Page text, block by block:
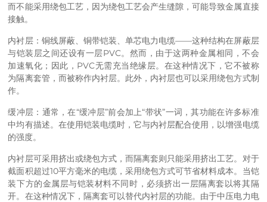
而不能采用绕包工艺，因为绕包工艺会产生缝隙，可能导致金属直接
接触。
内衬层：铜线屏蔽、铜带铠装、单芯电力电缆——这种结构在屏蔽层
与铠装层之间还设有一层PVC。然而，由于这两种金属相同，不会
加速氧化；因此，PVC无需充当绝缘层。在这种情况下，它不被称
为隔离套管，而被称作内衬层。此外，内衬层也可以采用绕包方式制
作。
缓冲层：通常，在“缓冲层”前会加上“带状”一词，其功能在许多标准
中均有描述。在使用铠装电缆时，它与内衬层配合使用，以增强电缆
的强度。
内衬层可采用挤出或绕包方式，而隔离套则只能采用挤出工艺。对于
截面积超过10平方毫米的电缆，采用绕包方式可节省材料成本。当铠
装下方的金属层与铠装材料不同时，必须挤出一层隔离套以将其隔
开。在这种情况下，隔离套可以替代内衬层的功能。由于中压电力电